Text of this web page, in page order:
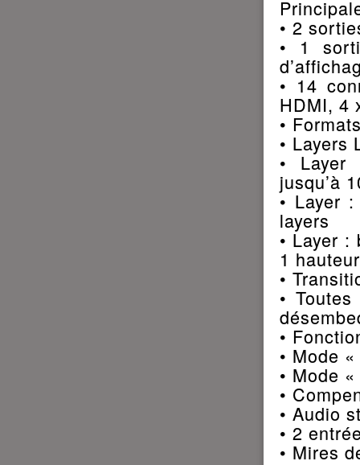
• 2
• 1
• 14
HDMI, 4
•
• Layers
• Layer
jusqu’à
• Layer
layers
• Layer
1
•
•
•
• Mode
• Mode
•
• Audio
• 2
• Mires